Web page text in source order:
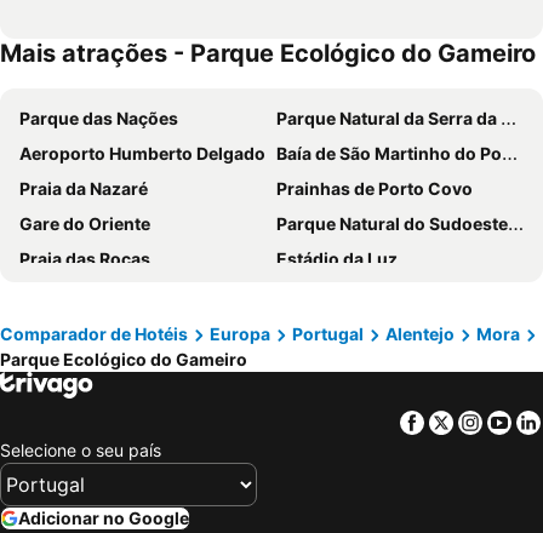
Mais atrações - Parque Ecológico do Gameiro
Parque das Nações
Parque Natural da Serra da Estrela
Aeroporto Humberto Delgado Baía de São Martinho do Porto
Praia da Nazaré
Prainhas de Porto Covo
Gare do Oriente
Parque Natural do Sudoeste Alentejano e Costa Vicentina
Praia das Rocas
Estádio da Luz
Baleal
Portinho da Arrábida
Mina de São Domingos
Da Barra
Praia de Pedrogão
Mariparque
Praia da Comporta
Comparador de Hotéis Europa Portugal Alentejo
Mora
Parque Ecológico do Gameiro
Facebook
Twitter
Selecione o seu país
Adicionar no Google